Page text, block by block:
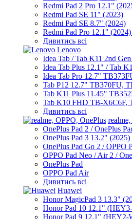
Redmi Pad 2 Pro 12.1"
Redmi Pad SE 11" (2023)
Redmi Pad SE 8.7" (2024)
Redmi Pad Pro 12.1" (2024)
Дивитись всі
Lenovo
Idea Tab / Tab K11 2nd
Idea Tab Plus 12.1" / Tab
Idea Tab Pro 12.7"
Tab P12 12.7" TB370FU,
Tab K11 Plus 11.45"
Tab K10 FHD TB-
Дивитись всі
OnePlus Pad 2 / OnePlus
OnePlus Pad 3 13.2"
OnePlus Pad Go 2 / OPPO
OPPO Pad Neo / Air 2 /
OnePlus Pad
OPPO Pad Air
Дивитись всі
Huawei
Honor MagicPad 3 13.3"
Honor Pad 10 12.1"
Honor Pad 9 12.1" (HEY2-